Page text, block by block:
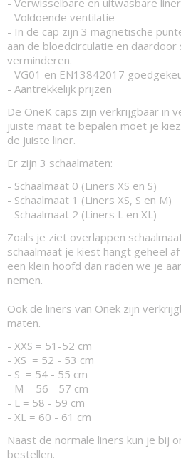
- Verwisselbare en uitwasbare
- Voldoende ventilatie
- In de cap zijn 3 magnetische
aan de bloedcirculatie en
verminderen.
- VG01 en EN13842017
- Aantrekkelijk prijzen
De OneK caps zijn verkrijgbaar in
juiste maat te bepalen moet je
de juiste liner.
Er zijn 3 schaalmaten:
- Schaalmaat 0 (Liners XS en S)
- Schaalmaat 1 (Liners XS, S en M)
- Schaalmaat 2 (Liners L en XL)
Zoals je ziet overlappen
schaalmaat je kiest hangt geheel
een klein hoofd dan raden we je
nemen.
Ook de liners van Onek zijn
maten.
- XXS = 51-52 cm
- XS = 52 - 53 cm
- S = 54 - 55 cm
- M = 56 - 57 cm
- L = 58 - 59 cm
- XL = 60 - 61 cm
Naast de normale liners kun je bij
bestellen.